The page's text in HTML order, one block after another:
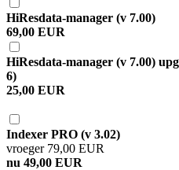
HiResdata-manager (v 7.00)
69,00 EUR
HiResdata-manager (v 7.00)
6)
25,00 EUR
Indexer PRO (v 3.02)
vroeger 79,00 EUR
nu 49,00 EUR